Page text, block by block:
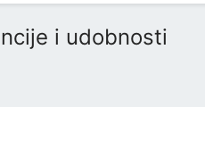
i udobnosti